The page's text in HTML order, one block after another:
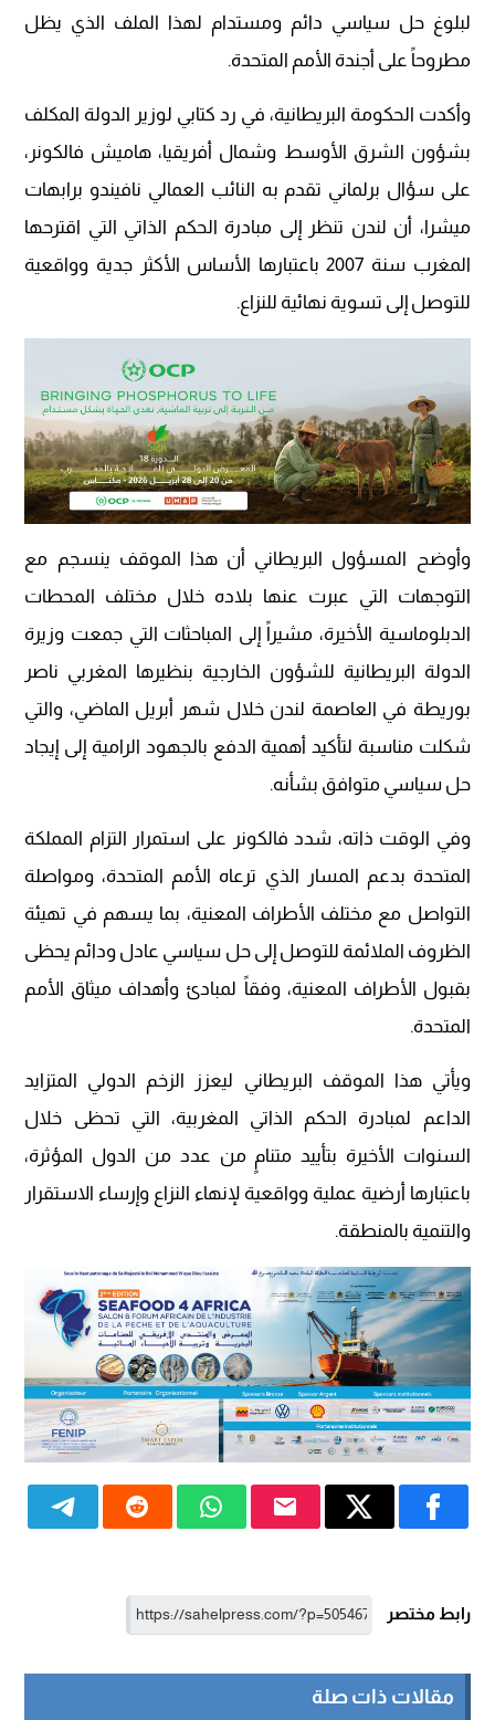
لبلوغ حل سياسي دائم ومستدام لهذا الملف الذي يظل
مطروحاً على أجندة الأمم المتحدة.
وأكدت الحكومة البريطانية، في رد كتابي لوزير الدولة المكلف
بشؤون الشرق الأوسط وشمال أفريقيا، هاميش فالكونر،
على سؤال برلماني تقدم به النائب العمالي نافيندو برابهات
ميشرا، أن لندن تنظر إلى مبادرة الحكم الذاتي التي اقترحها
المغرب سنة 2007 باعتبارها الأساس الأكثر جدية وواقعية
للتوصل إلى تسوية نهائية للنزاع.
وأوضح المسؤول البريطاني أن هذا الموقف ينسجم مع
التوجهات التي عبرت عنها بلاده خلال مختلف المحطات
الدبلوماسية الأخيرة، مشيراً إلى المباحثات التي جمعت وزيرة
الدولة البريطانية للشؤون الخارجية بنظيرها المغربي ناصر
بوريطة في العاصمة لندن خلال شهر أبريل الماضي، والتي
شكلت مناسبة لتأكيد أهمية الدفع بالجهود الرامية إلى إيجاد
حل سياسي متوافق بشأنه.
وفي الوقت ذاته، شدد فالكونر على استمرار التزام المملكة
المتحدة بدعم المسار الذي ترعاه الأمم المتحدة، ومواصلة
التواصل مع مختلف الأطراف المعنية، بما يسهم في تهيئة
الظروف الملائمة للتوصل إلى حل سياسي عادل ودائم يحظى
بقبول الأطراف المعنية، وفقاً لمبادئ وأهداف ميثاق الأمم
المتحدة.
ويأتي هذا الموقف البريطاني ليعزز الزخم الدولي المتزايد
الداعم لمبادرة الحكم الذاتي المغربية، التي تحظى خلال
السنوات الأخيرة بتأييد متنامٍ من عدد من الدول المؤثرة،
باعتبارها أرضية عملية وواقعية لإنهاء النزاع وإرساء الاستقرار
والتنمية بالمنطقة.
رابط مختصر
مقالات ذات صلة